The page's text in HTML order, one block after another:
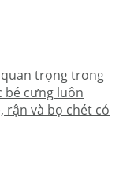
trọng trong
bé cưng luôn
rận và bọ chét có